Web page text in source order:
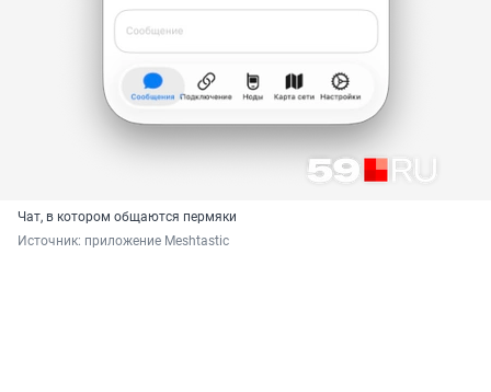
Чат, в котором общаются пермяки
Источник: приложение Meshtastic